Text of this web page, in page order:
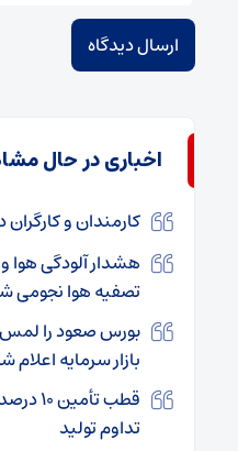
اخباری در حال
کارمندان و
تصفیه هوا نجومی
بورس صعود را لمس
بازار سرمایه اعلام
قطب
تداوم تولید